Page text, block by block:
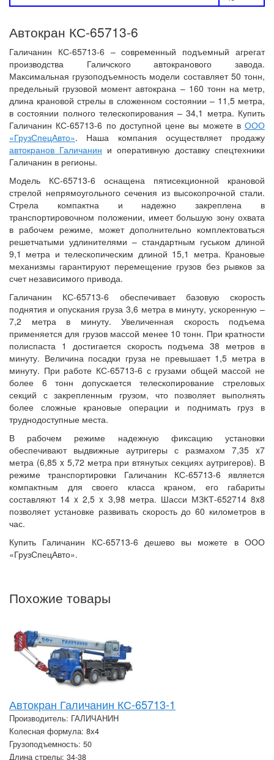
Автокран КС-65713-6
Галичанин КС-65713-6 – современный подъемный агрегат
производства Галичского автокранового завода.
Максимальная грузоподъемность модели составляет 50 тонн,
предельный грузовой момент автокрана – 160 тонн на метр,
длина крановой стрелы в сложенном состоянии – 11,5 метра,
в состоянии полного телескопирования – 34,1 метра. Купить
Галичанин КС-65713-6 по доступной цене вы можете в ООО
«ГрузСпецАвто». Наша компания осуществляет продажу
автокранов Галичанин и оперативную доставку спецтехники
Галичанин в регионы.
Модель КС-65713-6 оснащена пятисекционной крановой
стрелой непрямоугольного сечения из высокопрочной стали.
Стрела компактна и надежно закреплена в
транспортировочном положении, имеет большую зону охвата
в рабочем режиме, может дополнительно комплектоваться
решетчатыми удлинителями – стандартным гуськом длиной
9,1 метра и телескопическим длиной 15,1 метра. Крановые
механизмы гарантируют перемещение грузов без рывков за
счет независимого привода.
Галичанин КС-65713-6 обеспечивает базовую скорость
поднятия и опускания груза 3,6 метра в минуту, ускоренную –
7,2 метра в минуту. Увеличенная скорость подъема
применяется для грузов массой менее 10 тонн. При кратности
полиспаста 1 достигается скорость подъема 38 метров в
минуту. Величина посадки груза не превышает 1,5 метра в
минуту. При работе КС-65713-6 с грузами общей массой не
более 6 тонн допускается телескопирование стреловых
секций с закрепленным грузом, что позволяет выполнять
более сложные крановые операции и поднимать груз в
труднодоступные места.
В рабочем режиме надежную фиксацию установки
обеспечивают выдвижные аутригеры с размахом 7,35 x7
метра (6,85 x 5,72 метра при втянутых секциях аутригеров). В
режиме транспортировки Галичанин КС-65713-6 является
компактным для своего класса краном, его габариты
составляют 14 x 2,5 x 3,98 метра. Шасси МЗКТ-652714 8x8
позволяет установке развивать скорость до 60 километров в
час.
Купить Галичанин КС-65713-6 дешево вы можете в ООО
«ГрузСпецАвто».
Похожие товары
Автокран Галичанин КС-65713-1
Производитель: ГАЛИЧАНИН
Колесная формула: 8х4
Грузоподъемность: 50
Длина стрелы: 34-38